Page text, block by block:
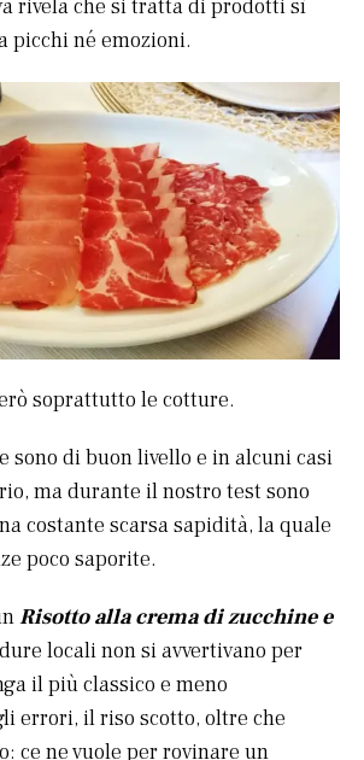
rivela che si tratta di prodotti sì
picchi né emozioni.
soprattutto le cotture.
sono di buon livello e in alcuni casi
ma durante il nostro test sono
costante scarsa sapidità, la quale
poco saporite.
Risotto alla crema di zucchine e
locali non si avvertivano per
il più classico e meno
errori, il riso scotto, oltre che
ce ne vuole per rovinare un